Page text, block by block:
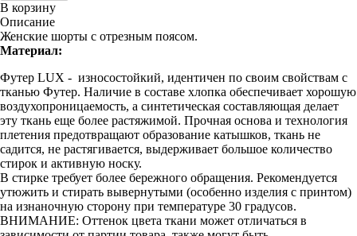
В корзину
Описание
Женские шорты с отрезным поясом.
Материал:
Футер LUX - износостойкий, идентичен по своим свойствам с
тканью Футер. Наличие в составе хлопка обеспечивает хорошую
воздухопроницаемость, а синтетическая составляющая делает
эту ткань еще более растяжимой. Прочная основа и технология
плетения предотвращают образование катышков, ткань не
садится, не растягивается, выдерживает большое количество
стирок и активную носку.
В стирке требует более бережного обращения. Рекомендуется
утюжить и стирать вывернутыми (особенно изделия с принтом)
на изнаночную сторону при температуре 30 градусов.
ВНИМАНИЕ: Оттенок цвета ткани может отличаться в